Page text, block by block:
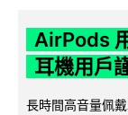
AirPods
耳機用戶
長時間高音量佩